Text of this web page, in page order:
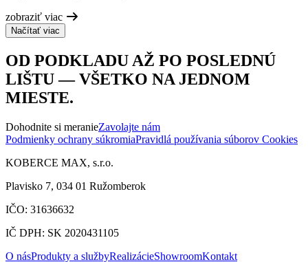
zobraziť viac
Načítať viac
OD PODKLADU AŽ PO POSLEDNÚ
LIŠTU — VŠETKO NA JEDNOM
MIESTE.
Dohodnite si meranieZavolajte nám
Podmienky ochrany súkromiaPravidlá používania súborov Cookies
KOBERCE MAX, s.r.o.
Plavisko 7, 034 01 Ružomberok
IČO: 31636632
IČ DPH: SK 2020431105
O násProdukty a službyRealizácieShowroomKontakt